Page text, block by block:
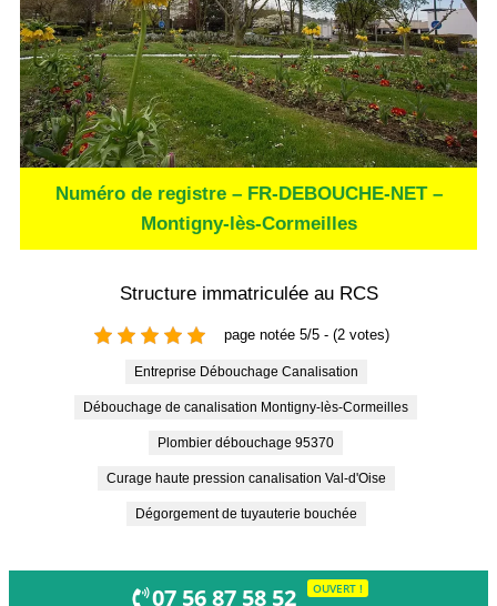
Numéro de registre – FR-DEBOUCHE-NET –
Montigny-lès-Cormeilles
Structure immatriculée au RCS
page notée 5/5 - (2 votes)
Entreprise Débouchage Canalisation
Débouchage de canalisation Montigny-lès-Cormeilles
Plombier débouchage 95370
Curage haute pression canalisation Val-d'Oise
Dégorgement de tuyauterie bouchée
07 56 87 58 52 OUVERT !